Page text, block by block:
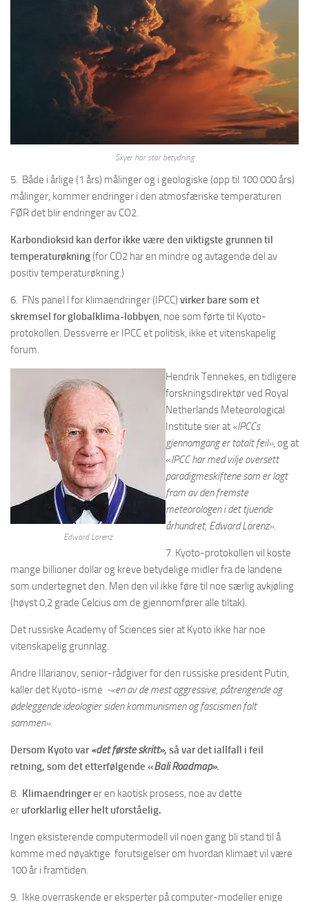
Skyer har stor betydning
5. Både i årlige (1 års) målinger og i geologiske (opp til 100 000 års)
målinger, kommer endringer i den atmosfæriske temperaturen
FØR det blir endringer av CO2.
Karbondioksid kan derfor ikke være den viktigste grunnen til
temperaturøkning(for CO2 har en mindre og avtagende del av
positiv temperaturøkning.)
6. FNs panel l for klimaendringer (IPCC) virker bare som et
skremsel for globalklima-lobbyen, noe som førte til Kyoto-
protokollen. Dessverre er IPCC et politisk, ikke et vitenskapelig
forum.
Edward Lorenz
Hendrik Tennekes, en tidligere
forskningsdirektør ved Royal
Netherlands Meteorological
Institute sier at «IPCCs
gjennomgang er totalt feil», og at
«IPCC har med vilje oversett
paradigmeskiftene som er lagt
fram av den fremste
meteorologen i det tjuende
århundret, Edward Lorenz».
7. Kyoto-protokollen vil koste
mange billioner dollar og kreve betydelige midler fra de landene
som undertegnet den. Men den vil ikke føre til noe særlig avkjøling
(høyst 0,2 grade Celcius om de gjennomfører alle tiltak).
Det russiske Academy of Sciences sier at Kyoto ikke har noe
vitenskapelig grunnlag.
Andre Illarianov, senior-rådgiver for den russiske president Putin,
kaller det Kyoto-isme -«en av de mest aggressive, påtrengende og
ødeleggende ideologier siden kommunismen og fascismen falt
sammen».
Dersom Kyoto var«det første skritt», så var det iallfall i feil
retning, som det etterfølgende «Bali Roadmap».
8. Klimaendringerer en kaotisk prosess, noe av dette
er uforklarlig eller helt uforståelig.
Ingen eksisterende computermodell vil noen gang bli stand til å
komme med nøyaktige forutsigelser om hvordan klimaet vil være
100 år i framtiden.
9. Ikke overraskende er eksperter på computer-modeller enige